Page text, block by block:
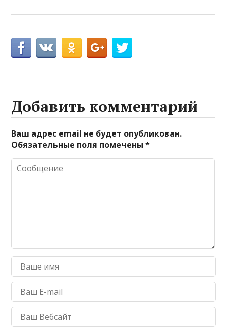
Добавить комментарий
Ваш адрес email не будет опубликован.
Обязательные поля помечены*